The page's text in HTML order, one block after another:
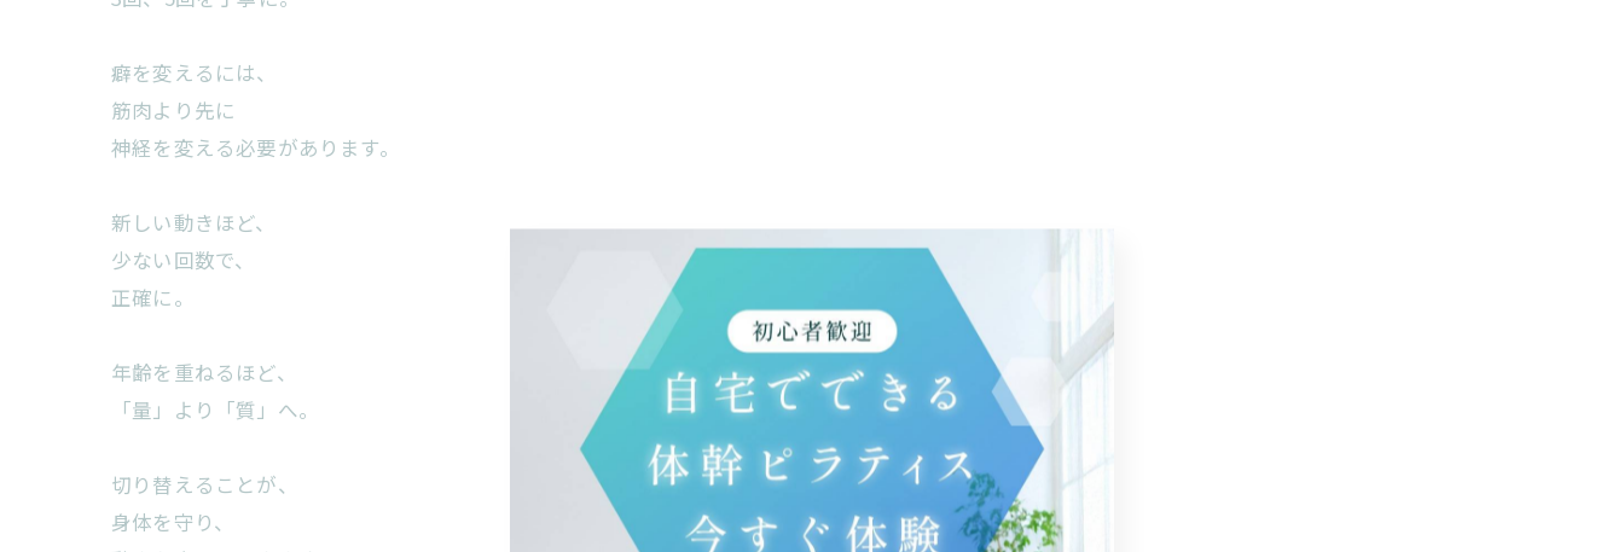
癖を変えるには、
筋肉より先に
神経を変える必要があります。
新しい動きほど、
少ない回数で、
正確に。
年齢を重ねるほど、
「量」より「質」へ。
切り替えることが、
身体を守り、